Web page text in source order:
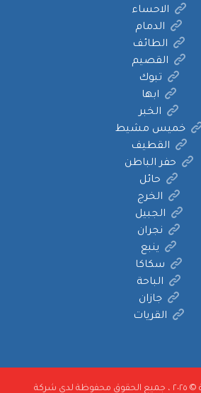
الاحساء
الدمام
الطائف
القصيم
تبوك
ابها
الخبر
خميس مشيط
القطيف
حفر الباطن
حائل
الخرج
الجبيل
نجران
ينبع
سكاكا
الباحة
جازان
القريات
حقوق النشر محفوظة © ٢٠٢٥ ، جميع الحقوق محفوظة لدى شركة